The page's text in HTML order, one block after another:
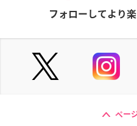
フォローしてより
ペー